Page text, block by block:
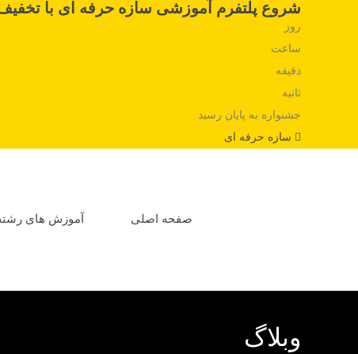
شروع پلتفرم آموزشی سازه حرفه ای با
روز
ساعت
دقیقه
ثانیه
جشنواره به پایان رسید
سازه حرفه ای
صفحه اصلی آموزش های
وبلاگ